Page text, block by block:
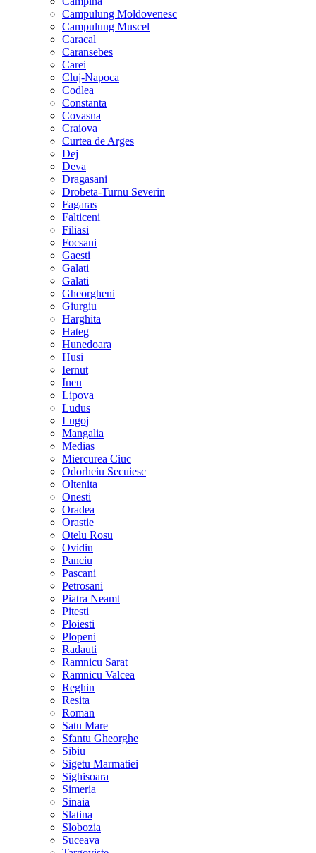
Campulung Moldovenesc
Campulung Muscel
Caracal
Caransebes
Carei
Cluj-Napoca
Codlea
Constanta
Covasna
Craiova
Curtea de Arges
Dej
Deva
Dragasani
Drobeta-Turnu Severin
Fagaras
Falticeni
Filiasi
Focsani
Gaesti
Galati
Galati
Gheorgheni
Giurgiu
Harghita
Hateg
Hunedoara
Husi
Iernut
Ineu
Lipova
Ludus
Lugoj
Mangalia
Medias
Miercurea Ciuc
Odorheiu Secuiesc
Oltenita
Onesti
Oradea
Orastie
Otelu Rosu
Ovidiu
Panciu
Pascani
Petrosani
Piatra Neamt
Pitesti
Ploiesti
Plopeni
Radauti
Ramnicu Sarat
Ramnicu Valcea
Reghin
Resita
Roman
Satu Mare
Sfantu Gheorghe
Sibiu
Sigetu Marmatiei
Sighisoara
Simeria
Sinaia
Slatina
Slobozia
Suceava